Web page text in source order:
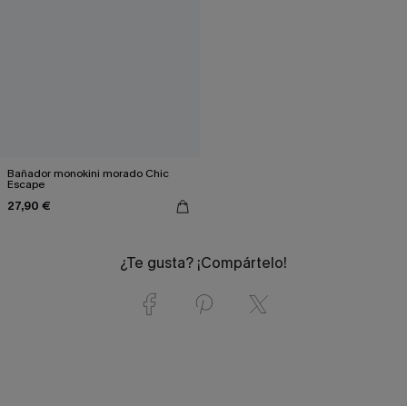
Bañador monokini morado Chic
Escape
27,90 €
¿Te gusta? ¡Compártelo!